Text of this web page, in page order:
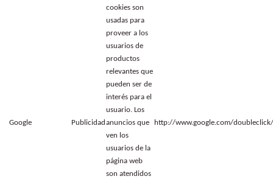
Google Publicidad
cookies son
usadas para
proveer a los
usuarios de
productos
relevantes que
pueden ser de
interés para el
usuario. Los
anuncios que
ven los
usuarios de la
página web
son atendidos
http://www.google.com/doubleclick/